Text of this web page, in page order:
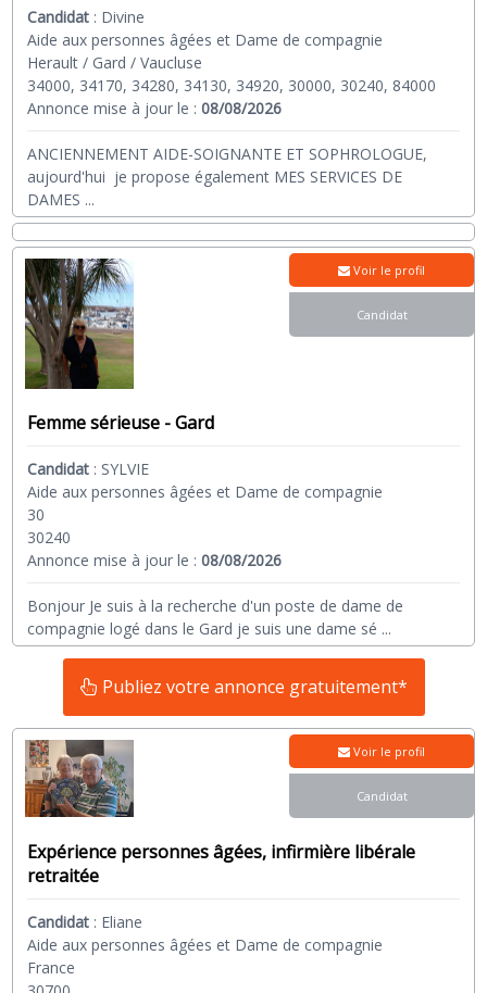
Candidat : Divine
Aide aux personnes âgées et Dame de compagnie
Herault / Gard / Vaucluse
34000, 34170, 34280, 34130, 34920, 30000, 30240, 84000
Annonce mise à jour le :08/08/2026
ANCIENNEMENT AIDE-SOIGNANTE ET SOPHROLOGUE,
aujourd'hui je propose également MES SERVICES DE
DAMES ...
Femme sérieuse - Gard
Candidat : SYLVIE
Aide aux personnes âgées et Dame de compagnie
30
30240
Annonce mise à jour le :08/08/2026
Bonjour Je suis à la recherche d'un poste de dame de
compagnie logé dans le Gard je suis une dame sé ...
Voir le profil
Candidat
Publiez votre annonce gratuitement*
Expérience personnes âgées, infirmière libérale
retraitée
Candidat : Eliane
Aide aux personnes âgées et Dame de compagnie
France
Voir le profil
Candidat